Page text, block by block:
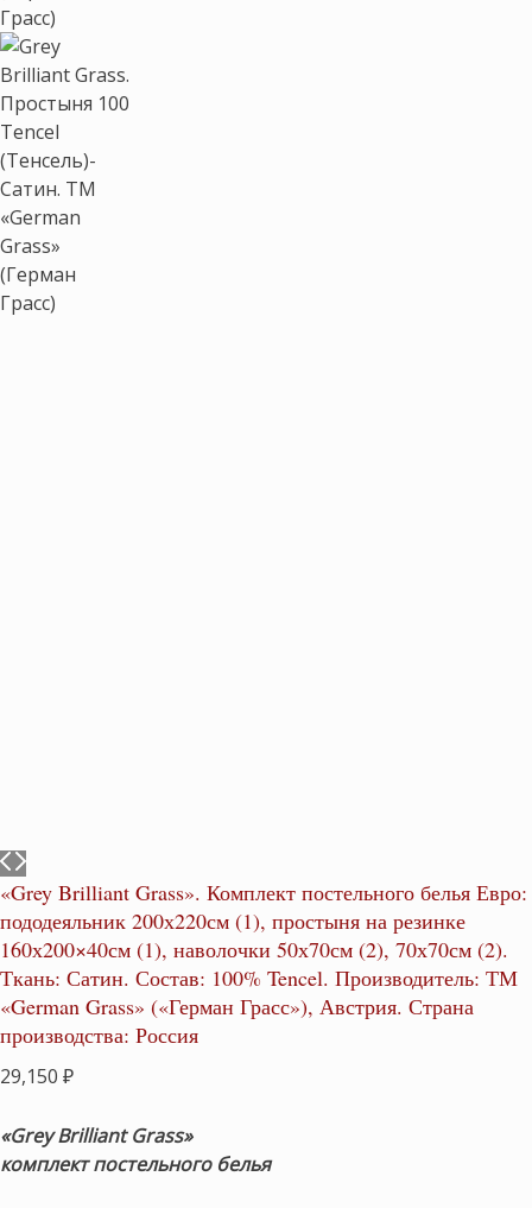
«Grey Brilliant Grass». Комплект постельного белья Евро:
пододеяльник 200х220см (1), простыня на резинке
160х200×40см (1), наволочки 50х70см (2), 70х70см (2).
Ткань: Сатин. Состав: 100% Tencel. Производитель: ТМ
«German Grass» («Герман Грасс»), Австрия. Страна
производства: Россия
29,150 ₽
«Grey Brilliant Grass»
комплект постельного белья